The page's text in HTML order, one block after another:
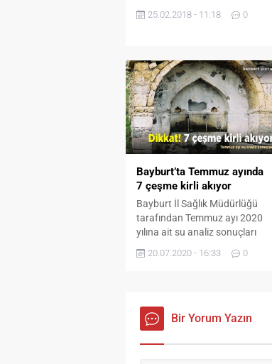
gerçekleşen konsere Bayburt
Garnizon Komutanı Tankçı
Albay Davut Balibaşa, Vali
Yardımcıları Tamer Kılıç ve
Mutlu Almalı, Cumhuriyet
Başsavcısı Ramazan Murat
Tiryaki, İl Genel Meclisi Başkanı
Yusuf...
25.02.2018 - 11:18 0
Bayburt’ta Temmuz ayında
7 çeşme kirli akıyor
Bayburt İl Sağlık Müdürlüğü
tarafından Temmuz ayı 2020
yılına ait su analiz sonuçları
göre 7 çeşme kirli, diğer
Narkazanı Çeşme – Temiz
Öğretmen Tokiler Çeşme – Kirli
Çoruh Evler Çeşme – Kirli
20.07.2020 - 16:33 0
Bir Yorum Yazın